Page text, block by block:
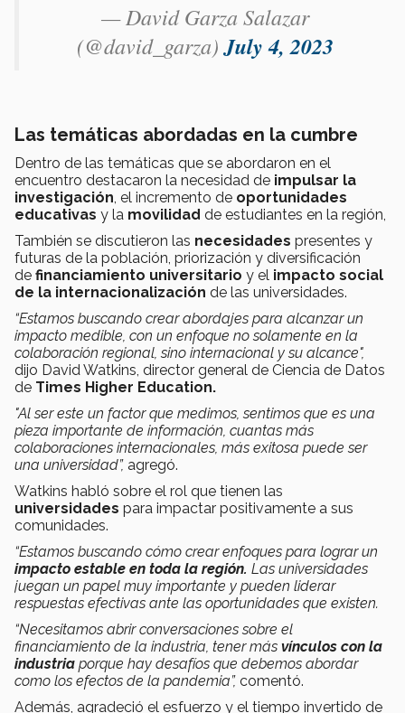
— David Garza Salazar
(@david_garza)July 4, 2023
Las temáticas abordadas en la cumbre
Dentro de las temáticas que se abordaron en el
encuentro destacaron la necesidad de impulsar la
investigación , el incremento de oportunidades
educativas y la movilidad de estudiantes en la región,
También se discutieron las necesidades presentes y
futuras de la población, priorización y diversificación
de financiamiento universitario y el impacto social
de la internacionalización de las universidades.
“Estamos buscando crear abordajes para alcanzar un
impacto medible, con un enfoque no solamente en la
colaboración regional, sino internacional y su alcance",
dijo David Watkins, director general de Ciencia de Datos
de Times Higher Education.
"Al ser este un factor que medimos, sentimos que es una
pieza importante de información, cuantas más
colaboraciones internacionales, más exitosa puede ser
una universidad”, agregó.
Watkins habló sobre el rol que tienen las
universidades para impactar positivamente a sus
comunidades.
“Estamos buscando cómo crear enfoques para lograr un
impacto estable en toda la región. Las universidades
juegan un papel muy importante y pueden liderar
respuestas efectivas ante las oportunidades que existen.
“Necesitamos abrir conversaciones sobre el
financiamiento de la industria, tener más vínculos con la
industria porque hay desafíos que debemos abordar
como los efectos de la pandemia”, comentó.
Además, agradeció el esfuerzo y el tiempo invertido de